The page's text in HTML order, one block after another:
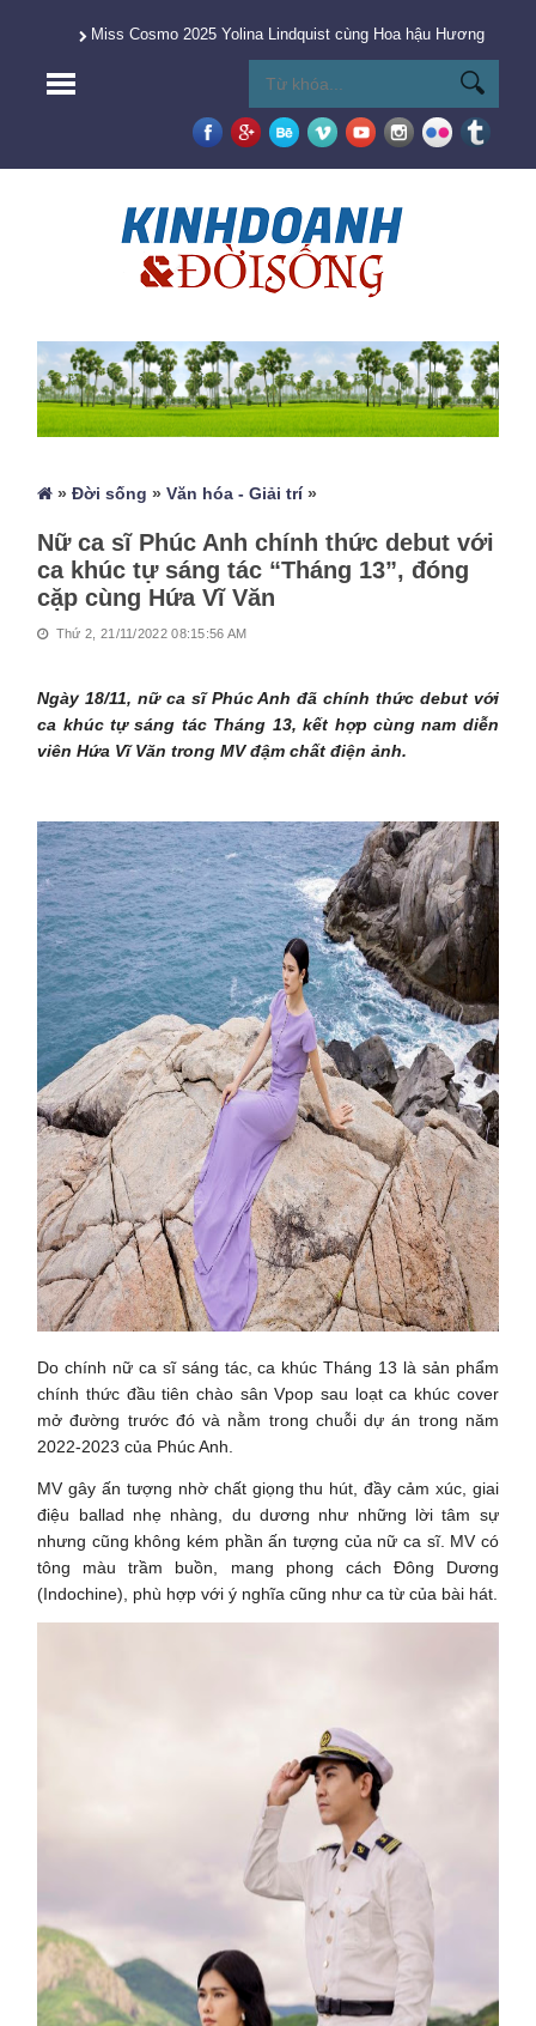
Miss Cosmo 2025 Yolina Lindquist cùng Hoa hậu Hương
»Đời sống »Văn hóa - Giải trí»
Nữ ca sĩ Phúc Anh chính thức debut với
ca khúc tự sáng tác “Tháng 13”, đóng
cặp cùng Hứa Vĩ Văn
Thứ 2, 21/11/2022 08:15:56 AM
Ngày 18/11, nữ ca sĩ Phúc Anh đã chính thức debut với
ca khúc tự sáng tác Tháng 13, kết hợp cùng nam diễn
viên Hứa Vĩ Văn trong MV đậm chất điện ảnh.
Do chính nữ ca sĩ sáng tác, ca khúc Tháng 13 là sản phẩm
chính thức đầu tiên chào sân Vpop sau loạt ca khúc cover
mở đường trước đó và nằm trong chuỗi dự án trong năm
2022-2023 của Phúc Anh.
MV gây ấn tượng nhờ chất giọng thu hút, đầy cảm xúc, giai
điệu ballad nhẹ nhàng, du dương như những lời tâm sự
nhưng cũng không kém phần ấn tượng của nữ ca sĩ. MV có
tông màu trầm buồn, mang phong cách Đông Dương
(Indochine), phù hợp với ý nghĩa cũng như ca từ của bài hát.